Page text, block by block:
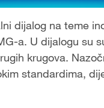
dijalog na teme
a. U dijalogu su
krugova.
standardima,